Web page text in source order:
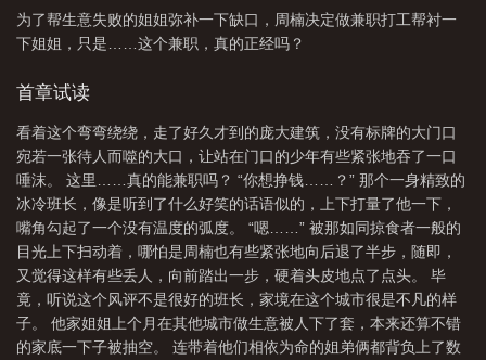
场合 是啥意思 这是正经的吗 这是正经游戏 这是正经大学吗TXT 这是
一个正经的群 是正经啊 这个是正经兼职吗英文翻译
为了帮生意失败的姐姐弥补一下缺口，周楠决定做兼职打工帮衬一
下姐姐，只是……这个兼职，真的正经吗？
首章试读
看着这个弯弯绕绕，走了好久才到的庞大建筑，没有标牌的大门口
宛若一张待人而噬的大口，让站在门口的少年有些紧张地吞了一口
唾沫。 这里……真的能兼职吗？ “你想挣钱……？” 那个一身精致的
冰冷班长，像是听到了什么好笑的话语似的，上下打量了他一下，
嘴角勾起了一个没有温度的弧度。 “嗯……” 被那如同掠食者一般的
目光上下扫动着，哪怕是周楠也有些紧张地向后退了半步，随即，
又觉得这样有些丢人，向前踏出一步，硬着头皮地点了点头。 毕
竟，听说这个风评不是很好的班长，家境在这个城市很是不凡的样
子。 他家姐姐上个月在其他城市做生意被人下了套，本来还算不错
的家底一下子被抽空。 连带着他们相依为命的姐弟俩都背负上了数